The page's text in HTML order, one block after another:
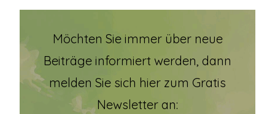
Möchten Sie immer über neue
Beiträge informiert werden, dann
melden Sie sich hier zum Gratis
Newsletter an: